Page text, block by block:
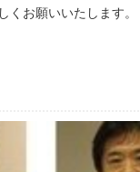
くお願いいたします。